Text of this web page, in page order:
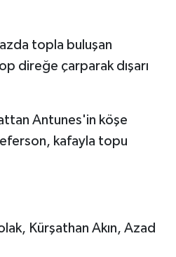
topla buluşan
direğe çarparak dışarı
Antunes'in köşe
kafayla topu
Kürşathan Akın, Azad